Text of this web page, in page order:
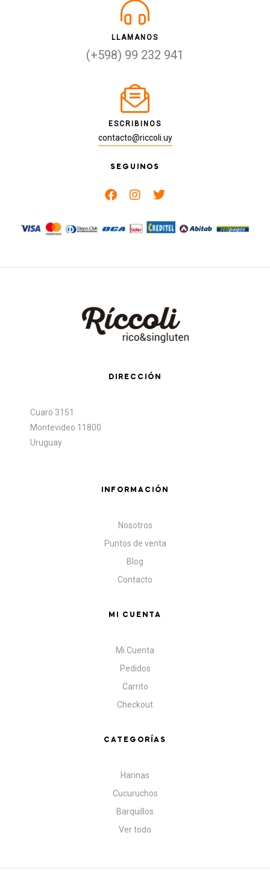
LLAMANOS
(+598) 99 232 941
ESCRIBINOS
contacto@riccoli.uy
SEGUINOS
DIRECCIÓN
Cuaró 3151
Montevideo 11800
Uruguay
INFORMACIÓN
Nosotros
Puntos de venta
Blog
Contacto
MI CUENTA
Mi Cuenta
Pedidos
Carrito
Checkout
CATEGORÍAS
Harinas
Cucuruchos
Barquillos
Ver todo